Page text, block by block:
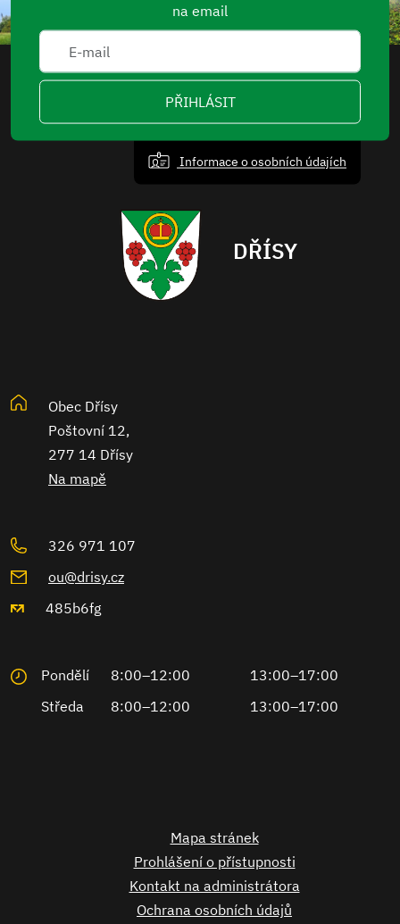
na email
PŘIHLÁSIT
Informace o osobních údajích
DŘÍSY
Obec Dřísy
Poštovní 12,
277 14 Dřísy
Na mapě
326 971 107
ou@drisy.cz
485b6fg
Pondělí 8:00–12:00
13:00–17:00
Středa
8:00–12:00 13:00–17:00
Mapa stránek
Prohlášení o přístupnosti
Kontakt na administrátora
Ochrana osobních údajů